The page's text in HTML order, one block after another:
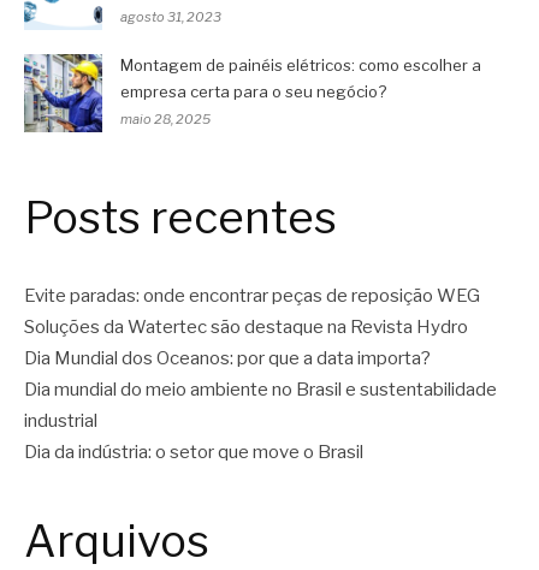
agosto 31, 2023
Montagem de painéis elétricos: como escolher a
empresa certa para o seu negócio?
maio 28, 2025
Posts recentes
Evite paradas: onde encontrar peças de reposição WEG
Soluções da Watertec são destaque na Revista Hydro
Dia Mundial dos Oceanos: por que a data importa?
Dia mundial do meio ambiente no Brasil e sustentabilidade
industrial
Dia da indústria: o setor que move o Brasil
Arquivos